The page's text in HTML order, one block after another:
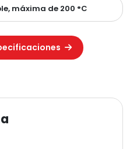
máxima de 200 °C